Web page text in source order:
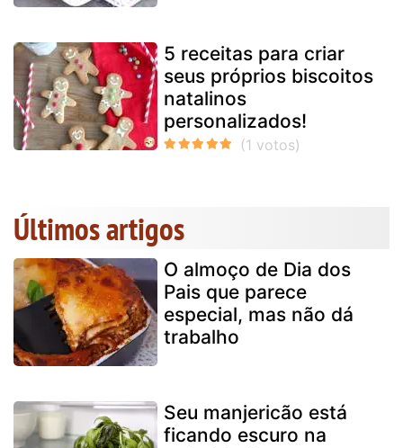
5 receitas para criar
seus próprios biscoitos
natalinos
personalizados!
Últimos artigos
O almoço de Dia dos
Pais que parece
especial, mas não dá
trabalho
Seu manjericão está
ficando escuro na